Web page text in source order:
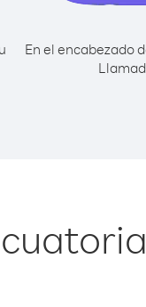
En el encabezado